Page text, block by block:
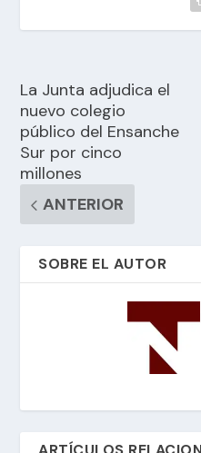
La Junta adjudica el
nuevo colegio
público del Ensanche
Sur por cinco
millones
ANTERIOR
SOBRE EL AUTOR